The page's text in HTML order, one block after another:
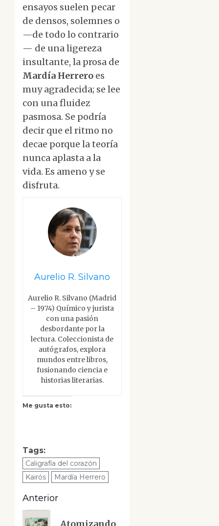
ensayos suelen pecar
de densos, solemnes o
—de todo lo contrario
— de una ligereza
insultante, la prosa de
Mardía Herrero es
muy agradecida; se lee
con una fluidez
pasmosa. Se podría
decir que el ritmo no
decae porque la teoría
nunca aplasta a la
vida. Es ameno y se
disfruta.
Aurelio R. Silvano
Aurelio R. Silvano (Madrid
– 1974) Químico y jurista
con una pasión
desbordante por la
lectura. Coleccionista de
autógrafos, explora
mundos entre libros,
fusionando ciencia e
historias literarias.
Me gusta esto:
Tags:
Caligrafía del corazón
Kairós
Mardía Herrero
Navegación
de
Anterior
Entrada